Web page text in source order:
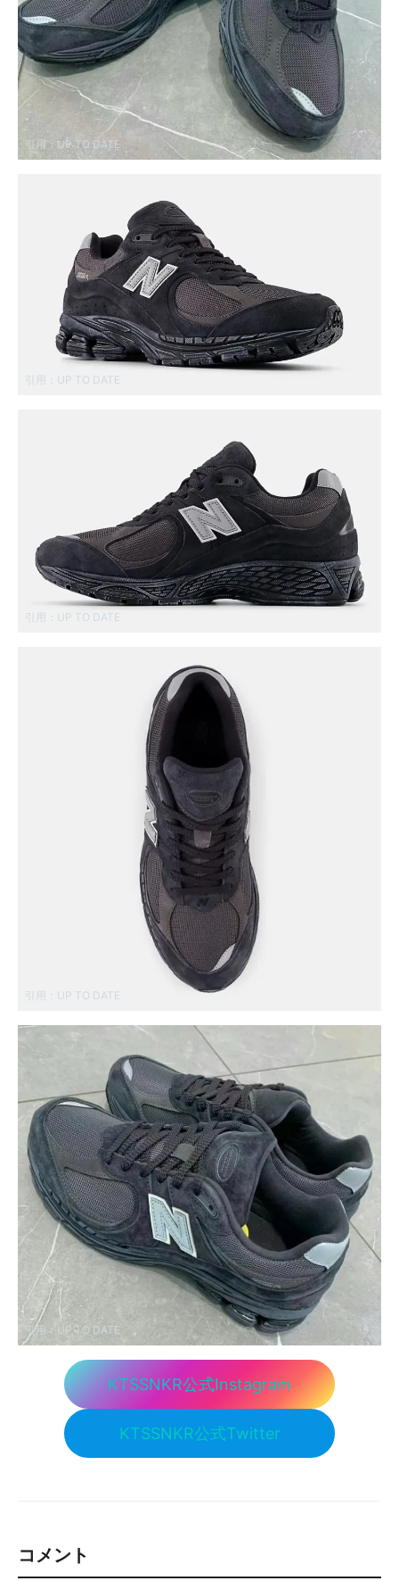
引用： UP TO DATE
引用： UP TO DATE
引用： UP TO DATE
引用： UP TO DATE
引用： UP TO DATE
KTSSNKR公式Instagram
KTSSNKR公式Twitter
コメント